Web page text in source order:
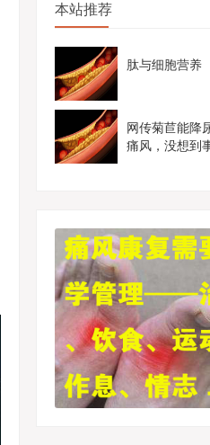
本站推荐
肽与细胞营养
网传菊苣能降
痛风，没想到